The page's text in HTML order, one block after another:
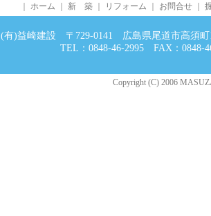
ホーム 新 築 リフォーム お問合せ
(有)益崎建設 〒729-0141 広島県尾道市高須町
TEL：0848-46-2995 FAX：0848-
Copyright (C) 2006